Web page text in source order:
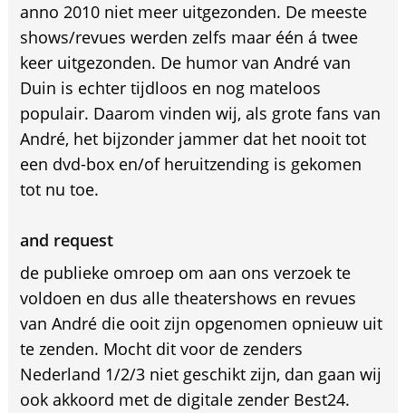
anno 2010 niet meer uitgezonden. De meeste
shows/revues werden zelfs maar één á twee
keer uitgezonden. De humor van André van
Duin is echter tijdloos en nog mateloos
populair. Daarom vinden wij, als grote fans van
André, het bijzonder jammer dat het nooit tot
een dvd-box en/of heruitzending is gekomen
tot nu toe.
and request
de publieke omroep om aan ons verzoek te
voldoen en dus alle theatershows en revues
van André die ooit zijn opgenomen opnieuw uit
te zenden. Mocht dit voor de zenders
Nederland 1/2/3 niet geschikt zijn, dan gaan wij
ook akkoord met de digitale zender Best24.